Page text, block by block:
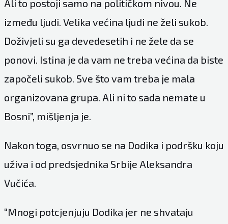
Ali to postoji samo na političkom nivou. Ne
između ljudi. Velika većina ljudi ne želi sukob.
Doživjeli su ga devedesetih i ne žele da se
ponovi. Istina je da vam ne treba većina da biste
započeli sukob. Sve što vam treba je mala
organizovana grupa. Ali ni to sada nemate u
Bosni”, mišljenja je.
Nakon toga, osvrnuo se na Dodika i podršku koju
uživa i od predsjednika Srbije Aleksandra
Vučića.
“Mnogi potcjenjuju Dodika jer ne shvataju